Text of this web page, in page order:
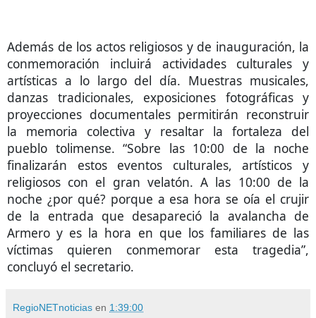
Además de los actos religiosos y de inauguración, la
conmemoración incluirá actividades culturales y
artísticas a lo largo del día. Muestras musicales,
danzas tradicionales, exposiciones fotográficas y
proyecciones documentales permitirán reconstruir
la memoria colectiva y resaltar la fortaleza del
pueblo tolimense. “Sobre las 10:00 de la noche
finalizarán estos eventos culturales, artísticos y
religiosos con el gran velatón. A las 10:00 de la
noche ¿por qué? porque a esa hora se oía el crujir
de la entrada que desapareció la avalancha de
Armero y es la hora en que los familiares de las
víctimas quieren conmemorar esta tragedia”,
concluyó el secretario.
RegioNETnoticias en 1:39:00